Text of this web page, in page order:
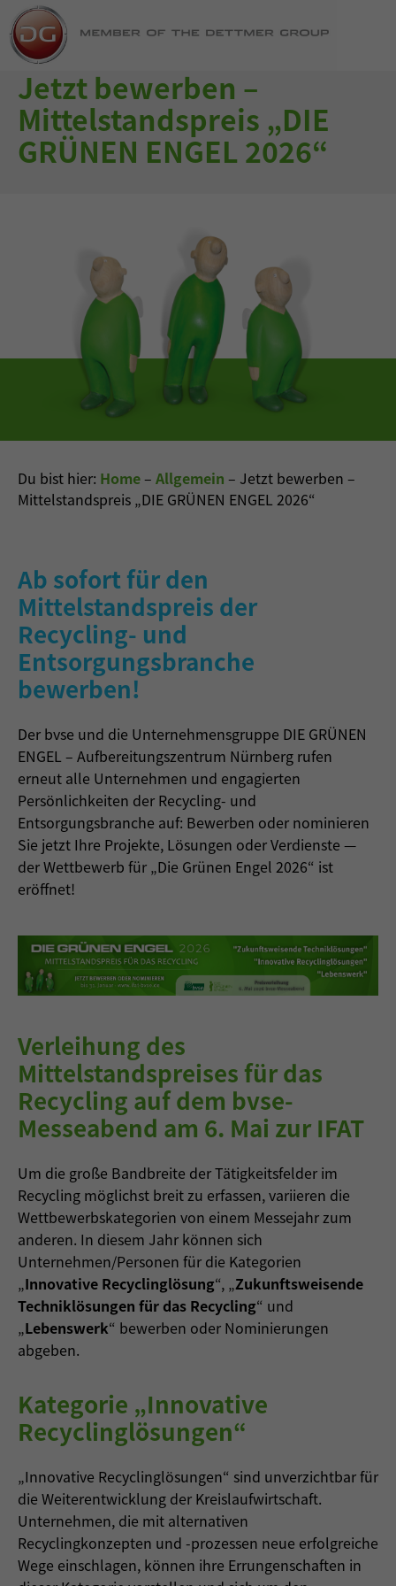
Jetzt bewerben –
Mittelstandspreis „DIE
GRÜNEN ENGEL 2026“
Du bist hier: Home– Allgemein – Jetzt bewerben –
Mittelstandspreis „DIE GRÜNEN ENGEL 2026“
Ab sofort für den
Mittelstandspreis der
Recycling- und
Entsorgungsbranche
bewerben!
Der bvse und die Unternehmensgruppe DIE GRÜNEN
ENGEL – Aufbereitungszentrum Nürnberg rufen
erneut alle Unternehmen und engagierten
Persönlichkeiten der Recycling- und
Entsorgungsbranche auf: Bewerben oder nominieren
Sie jetzt Ihre Projekte, Lösungen oder Verdienste —
der Wettbewerb für „Die Grünen Engel 2026“ ist
eröffnet!
Verleihung des
Mittelstandspreises für das
Recycling auf dem bvse-
Messeabend am 6. Mai zur IFAT
Um die große Bandbreite der Tätigkeitsfelder im
Recycling möglichst breit zu erfassen, variieren die
Wettbewerbskategorien von einem Messejahr zum
anderen. In diesem Jahr können sich
Unternehmen/Personen für die Kategorien
„Innovative Recyclinglösung“, „Zukunftsweisende
Techniklösungen für das Recycling“ und
„Lebenswerk“ bewerben oder Nominierungen
abgeben.
Kategorie „Innovative
Recyclinglösungen“
„Innovative Recyclinglösungen“ sind unverzichtbar für
die Weiterentwicklung der Kreislaufwirtschaft.
Unternehmen, die mit alternativen
Recyclingkonzepten und -prozessen neue erfolgreiche
Wege einschlagen, können ihre Errungenschaften in